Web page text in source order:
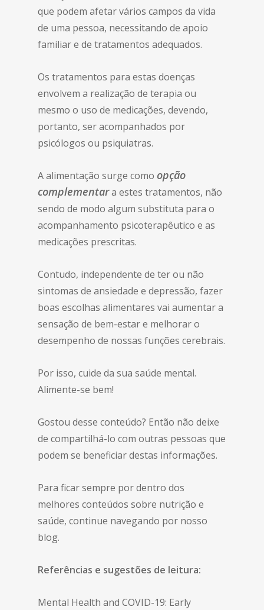
que podem afetar vários campos da vida
de uma pessoa, necessitando de apoio
familiar e de tratamentos adequados.
Os tratamentos para estas doenças
envolvem a realização de terapia ou
mesmo o uso de medicações, devendo,
portanto, ser acompanhados por
psicólogos ou psiquiatras.
A alimentação surge como opção
complementara estes tratamentos, não
sendo de modo algum substituta para o
acompanhamento psicoterapêutico e as
medicações prescritas.
Contudo, independente de ter ou não
sintomas de ansiedade e depressão, fazer
boas escolhas alimentares vai aumentar a
sensação de bem-estar e melhorar o
desempenho de nossas funções cerebrais.
Por isso, cuide da sua saúde mental.
Alimente-se bem!
Gostou desse conteúdo? Então não deixe
de compartilhá-lo com outras pessoas que
podem se beneficiar destas informações.
Para ficar sempre por dentro dos
melhores conteúdos sobre nutrição e
saúde, continue navegando por nosso
blog.
Referências e sugestões de leitura:
Mental Health and COVID-19: Early